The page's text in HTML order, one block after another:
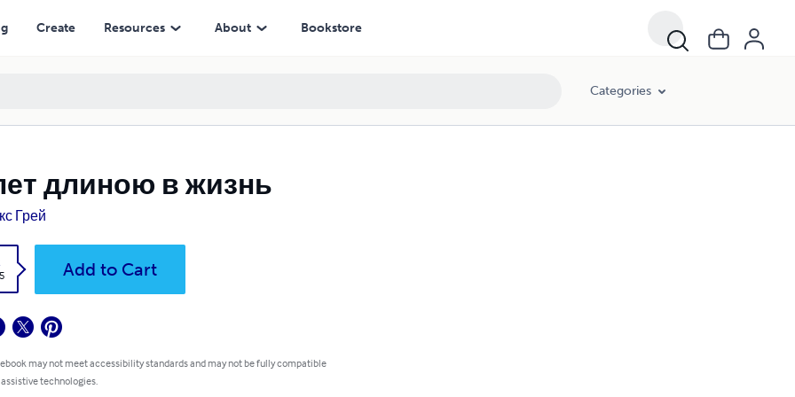
Create Resources About Bookstore
Categories
длиною в жизнь
Грей
Add to Cart
may not meet accessibility standards and may not be fully compatible
technologies.